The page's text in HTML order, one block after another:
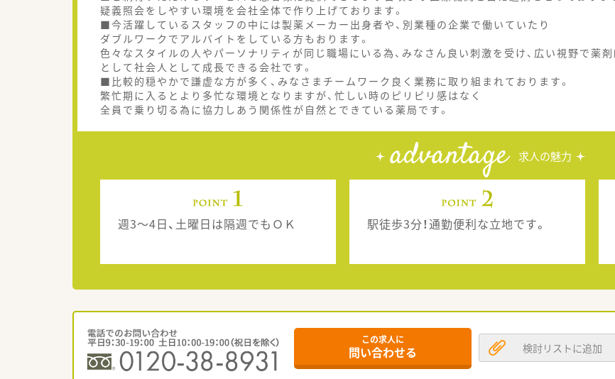
疑義照会をしやすい環境を会社全体で作り上げております。
■今活躍しているスタッフの中には製薬メーカー出身者や、別業種の企業で働いていたり
ダブルワークでアルバイトをしている方もおります。
色々なスタイルの人やパーソナリティが同じ職場にいる為、みなさん良い刺激を受け、広い視野で薬剤
として社会人として成長できる会社です。
■比較的穏やかで謙虚な方が多く、みなさまチームワーク良く業務に取り組まれております。
繁忙期に入るとより多忙な環境となりますが、忙しい時のピリピリ感はなく
全員で乗り切る為に協力しあう関係性が自然とできている薬局です。
advantage 求人の魅力
週3～4日、土曜日は隔週でもＯＫ 駅徒歩3分！通勤便利な立地です。
この求人に
問い合わせる 検討リストに追加